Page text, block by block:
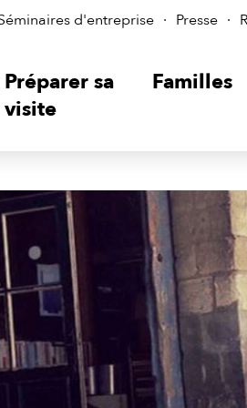
d'entreprise Presse
Préparer sa
visite
Familles